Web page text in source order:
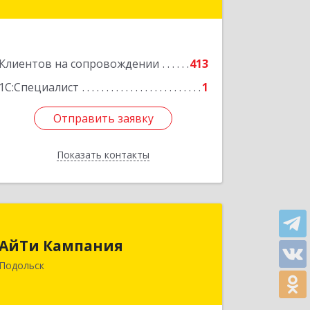
Клиентов на сопровождении
413
1С:Специалист
1
Отправить заявку
Показать контакты
Подробнее
Отправить заявку
Назад
Кампания
Подольск
Комсомольская ул, дом № 59, пом.1,